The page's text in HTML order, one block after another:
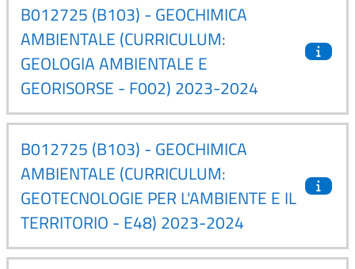
B012725 (B103) - GEOCHIMICA
AMBIENTALE (CURRICULUM:
GEOLOGIA AMBIENTALE E
GEORISORSE - F002) 2023-2024
B012725 (B103) - GEOCHIMICA
AMBIENTALE (CURRICULUM:
GEOTECNOLOGIE PER L'AMBIENTE E IL
TERRITORIO - E48) 2023-2024